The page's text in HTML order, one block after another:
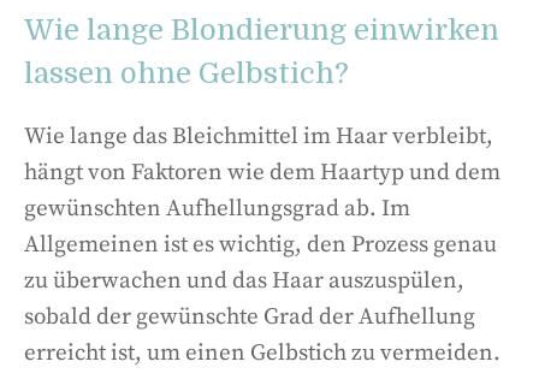
Wie lange Blondierung einwirken
lassen ohne Gelbstich?
Wie lange das Bleichmittel im Haar verbleibt,
hängt von Faktoren wie dem Haartyp und dem
gewünschten Aufhellungsgrad ab. Im
Allgemeinen ist es wichtig, den Prozess genau
zu überwachen und das Haar auszuspülen,
sobald der gewünschte Grad der Aufhellung
erreicht ist, um einen Gelbstich zu vermeiden.